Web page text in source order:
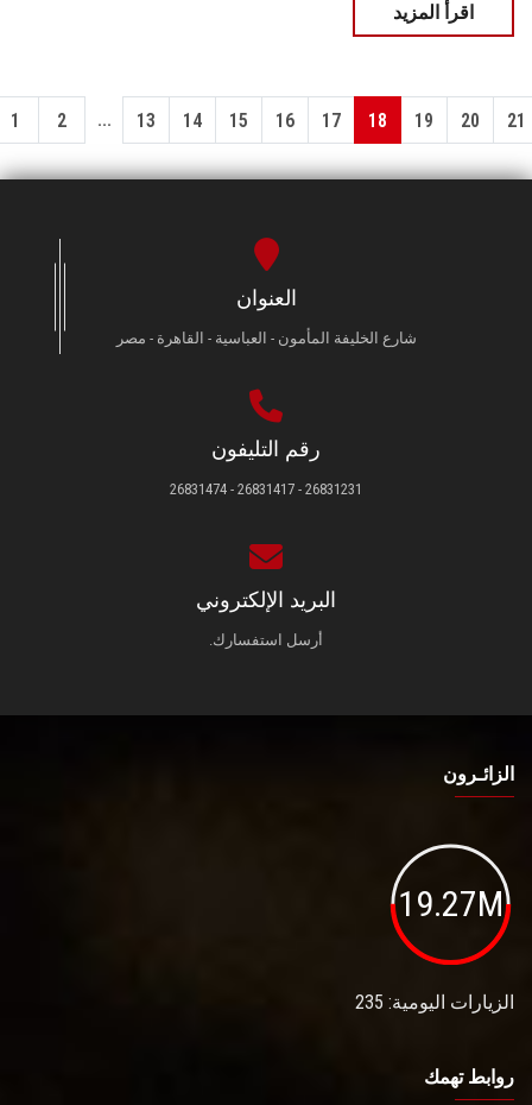
اقرأ المزيد
1 2 ... 13 14 15 16 17 18 19 20 21
العنوان
شارع الخليفة المأمون - العباسية - القاهرة - مصر
رقم التليفون
26831231 - 26831417 - 26831474
البريد الإلكتروني
أرسل استفسارك.
الزائـرون
19.27M
الزيارات اليومية: 235
روابط تهمك